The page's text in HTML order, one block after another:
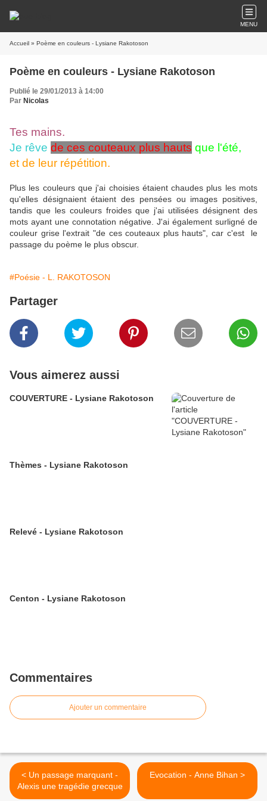
MENU
Accueil » Poème en couleurs - Lysiane Rakotoson
Poème en couleurs - Lysiane Rakotoson
Publié le 29/01/2013 à 14:00
Par Nicolas
Tes mains.
Je rêve de ces couteaux plus hauts que l'été,
et de leur répétition.
Plus les couleurs que j'ai choisies étaient chaudes plus les mots
qu'elles désignaient étaient des pensées ou images positives,
tandis que les couleurs froides que j'ai utilisées désignent des
mots ayant une connotation négative. J'ai également surligné de
couleur grise l'extrait "de ces couteaux plus hauts", car c'est le
passage du poème le plus obscur.
#Poésie - L. RAKOTOSON
Partager
Vous aimerez aussi
COUVERTURE - Lysiane Rakotoson
Thèmes - Lysiane Rakotoson
Relevé - Lysiane Rakotoson
Centon - Lysiane Rakotoson
Commentaires
Ajouter un commentaire
< Un passage marquant -
Alexis une tragédie grecque
Evocation - Anne Bihan >